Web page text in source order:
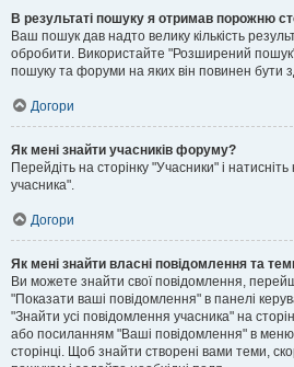
В результаті пошуку я отримав порожню
Ваш пошук дав надто велику кількість
обробити. Використайте "Розширений
пошуку та форуми на яких він повинен бути
Догори
Як мені знайти учасників форуму?
Перейдіть на сторінку "Учасники" і
учасника".
Догори
Як мені знайти власні повідомлення та
Ви можете знайти свої повідомлення,
"Показати ваші повідомлення" в панелі
"Знайти усі повідомлення учасника" на
або посиланням "Ваші повідомлення" в
сторінці. Щоб знайти створені вами теми,